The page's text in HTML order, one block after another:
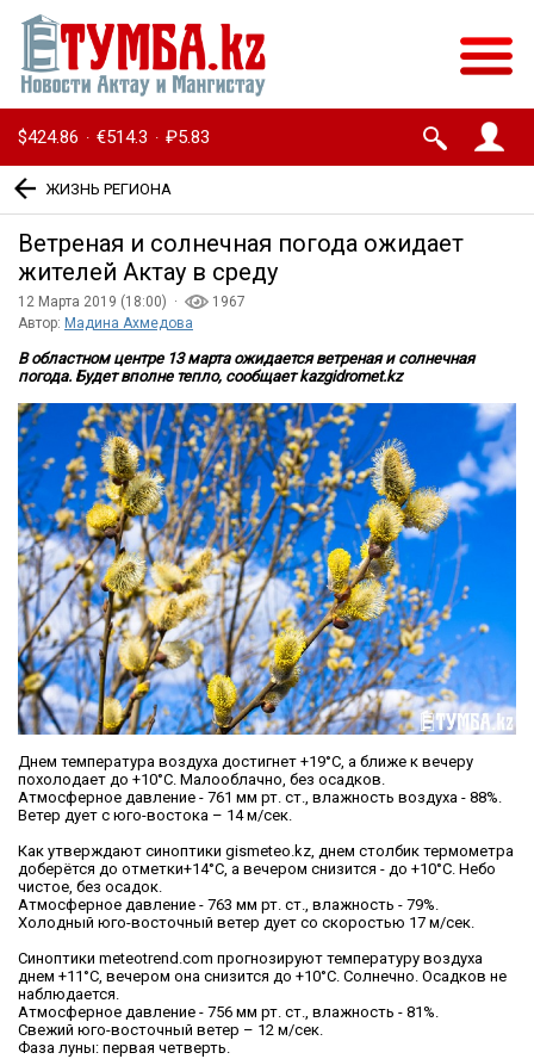
$424.86 · €514.3 · ₽5.83
ЖИЗНЬ РЕГИОНА
Ветреная и солнечная погода ожидает
жителей Актау в среду
12 Марта 2019 (18:00) ·
1967
Автор: Мадина Ахмедова
В областном центре 13 марта ожидается ветреная и солнечная
погода. Будет вполне тепло, сообщает kazgidromet.kz
Днем температура воздуха достигнет +19°С, а ближе к вечеру
похолодает до +10°С. Малооблачно, без осадков.
Атмосферное давление - 761 мм рт. ст., влажность воздуха - 88%.
Ветер дует с юго-востока – 14 м/сек.
Как утверждают синоптики gismeteo.kz, днем столбик термометра
доберётся до отметки+14°С, а вечером снизится - до +10°С. Небо
чистое, без осадок.
Атмосферное давление - 763 мм рт. ст., влажность - 79%.
Холодный юго-восточный ветер дует со скоростью 17 м/сек.
Синоптики meteotrend.com прогнозируют температуру воздуха
днем +11°С, вечером она снизится до +10°С. Солнечно. Осадков не
наблюдается.
Атмосферное давление - 756 мм рт. ст., влажность - 81%.
Свежий юго-восточный ветер – 12 м/сек.
Фаза луны: первая четверть.